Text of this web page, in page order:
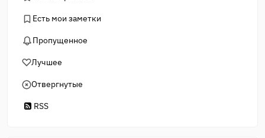
Есть мои заметки
Пропущенное
Лучшее
Отвергнутые
RSS